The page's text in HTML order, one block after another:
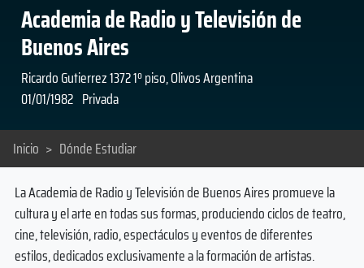
Academia de Radio y Televisión de
Buenos Aires
Ricardo Gutierrez 1372 1º piso, Olivos Argentina
01/01/1982 Privada
Inicio > Dónde Estudiar
La Academia de Radio y Televisión de Buenos Aires promueve la
cultura y el arte en todas sus formas, produciendo ciclos de teatro,
cine, televisión, radio, espectáculos y eventos de diferentes
estilos, dedicados exclusivamente a la formación de artistas.